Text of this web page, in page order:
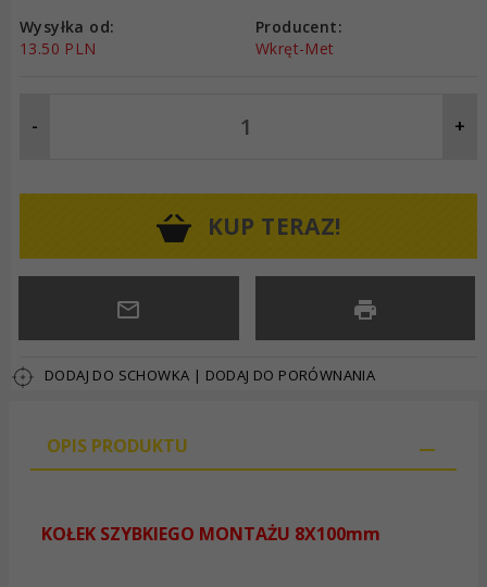
Wysyłka od:
13.50 PLN
Producent:
Wkręt-Met
- +
KUP TERAZ!
DODAJ DO SCHOWKA | DODAJ DO PORÓWNANIA
OPIS PRODUKTU
KOŁEK SZYBKIEGO MONTAŻU 8X100mm